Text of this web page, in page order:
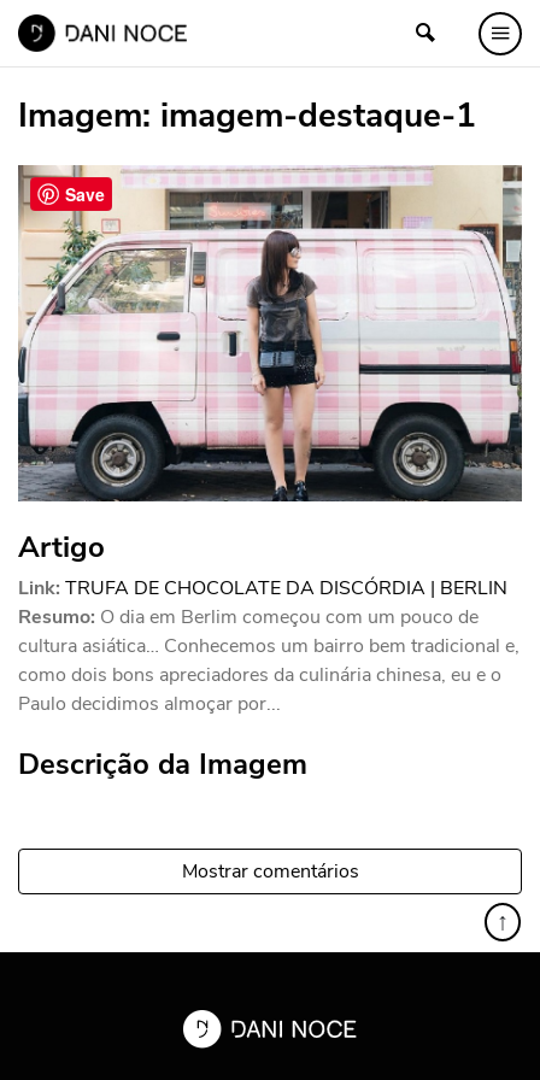
Imagem: imagem-destaque-1
Artigo
Link: TRUFA DE CHOCOLATE DA DISCÓRDIA | BERLIN
Resumo: O dia em Berlim começou com um pouco de
cultura asiática… Conhecemos um bairro bem tradicional e,
como dois bons apreciadores da culinária chinesa, eu e o
Paulo decidimos almoçar por...
Descrição da Imagem
Mostrar comentários
↑
Save